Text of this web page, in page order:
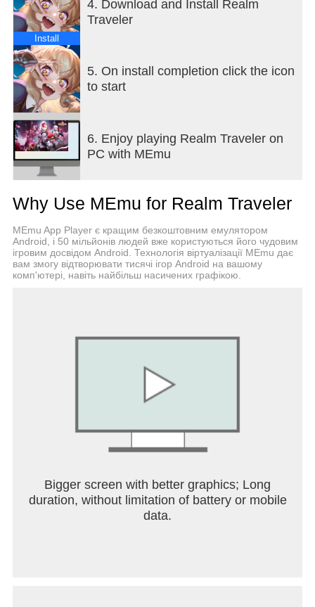
підвищення рівня, просування по службі та
спорядження.
[Лічильники стихій/атрибутів та командна
стратегія]
П'ять основних атрибутів (Вогонь / Вода / Вітер /
Світло / Темрява). Склад команди та
протистояння стихій є ключовими для перемоги.
[Різноманітні режими гри]
Включає етапи сюжетної кампанії, підйоми на
вежі (Вежа Героїка), випадання предметів у
Алмеса, Підземелля Демонів), щотижневий або
багатокористувацькі битви на основі гільдій.
[Спорядження / Руни / Управління ресурсами]
Гравці отримують руни, спорядження та
насиченим оточенням; бойові дії поєднують
механіку карт/стратегії з візуально відмінними
Безкоштовна модель з викликами в стилі гача,
магазину. Події для нових гравців та запуску
дають прискорене зростання ресурсів.
Install
4. Download and Install Realm
Traveler
5. On install completion click the icon
to start
6. Enjoy playing Realm Traveler on
PC with MEmu
Why Use MEmu for Realm Traveler
MEmu App Player є кращим безкоштовним емулятором
Android, і 50 мільйонів людей вже користуються його чудовим
ігровим досвідом Android. Технологія віртуалізації MEmu дає
вам змогу відтворювати тисячі ігор Android на вашому
комп'ютері, навіть найбільш насичених графікою.
Bigger screen with better graphics; Long
duration, without limitation of battery or mobile
data.